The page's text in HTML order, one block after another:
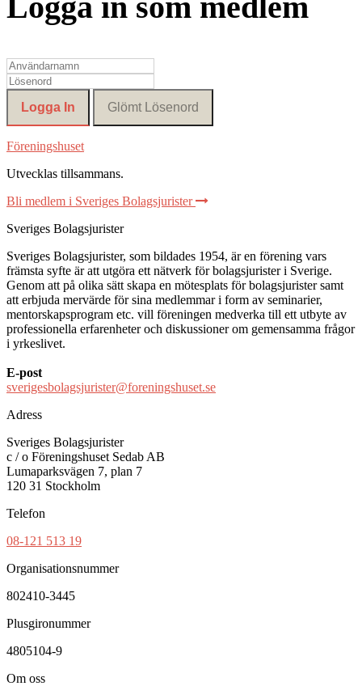
Föreningshuset
Utvecklas tillsammans.
Bli medlem i Sveriges Bolagsjurister
Sveriges Bolagsjurister
Sveriges Bolagsjurister, som bildades 1954, är en förening vars
främsta syfte är att utgöra ett nätverk för bolagsjurister i Sverige.
Genom att på olika sätt skapa en mötesplats för bolagsjurister samt
att erbjuda mervärde för sina medlemmar i form av seminarier,
mentorskapsprogram etc. vill föreningen medverka till ett utbyte av
professionella erfarenheter och diskussioner om gemensamma frågor
i yrkeslivet.
E-post
sverigesbolagsjurister@foreningshuset.se
Adress
Sveriges Bolagsjurister
c / o Föreningshuset Sedab AB
Lumaparksvägen 7, plan 7
120 31 Stockholm
Telefon
08-121 513 19
Organisationsnummer
802410-3445
Plusgironummer
4805104-9
Om oss